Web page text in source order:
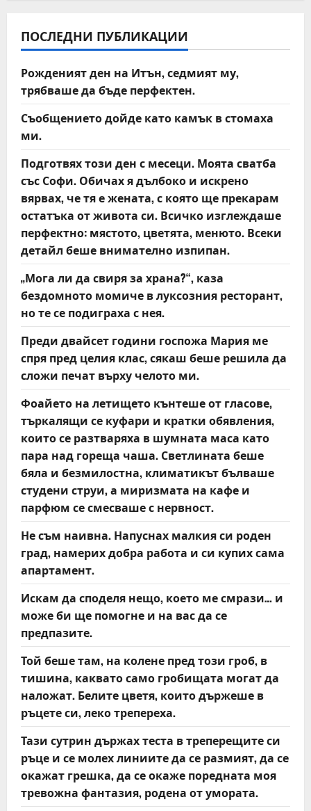
v
i
g
a
t
i
o
n
ПОСЛЕДНИ ПУБЛИКАЦИИ
Рожденият ден на Итън, седмият му,
трябваше да бъде перфектен.
Съобщението дойде като камък в стомаха
ми.
Подготвях този ден с месеци. Моята сватба
със Софи. Обичах я дълбоко и искрено
вярвах, че тя е жената, с която ще прекарам
остатъка от живота си. Всичко изглеждаше
перфектно: мястото, цветята, менюто. Всеки
детайл беше внимателно изпипан.
„Мога ли да свиря за храна?“, каза
бездомното момиче в луксозния ресторант,
но те се подиграха с нея.
Преди двайсет години госпожа Мария ме
спря пред целия клас, сякаш беше решила да
сложи печат върху челото ми.
Фоайето на летището кънтеше от гласове,
търкалящи се куфари и кратки обявления,
които се разтваряха в шумната маса като
пара над гореща чаша. Светлината беше
бяла и безмилостна, климатикът бълваше
студени струи, а миризмата на кафе и
парфюм се смесваше с нервност.
Не съм наивна. Напуснах малкия си роден
град, намерих добра работа и си купих сама
апартамент.
Искам да споделя нещо, което ме смрази… и
може би ще помогне и на вас да се
предпазите.
Той беше там, на колене пред този гроб, в
тишина, каквато само гробищата могат да
наложат. Белите цветя, които държеше в
ръцете си, леко трепереха.
Тази сутрин държах теста в треперещите си
ръце и се молех линиите да се размият, да се
окажат грешка, да се окаже поредната моя
тревожна фантазия, родена от умората.